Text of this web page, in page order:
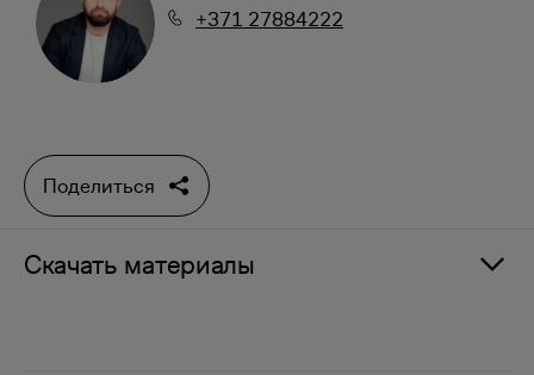
+371 27884222
Поделиться
Скачать материалы